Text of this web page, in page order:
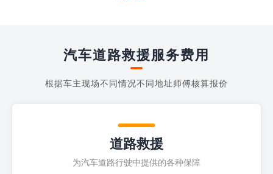
汽车道路救援服务费用
根据车主现场不同情况不同地址师傅核算报价
道路救援
为汽车道路行驶中提供的各种保障